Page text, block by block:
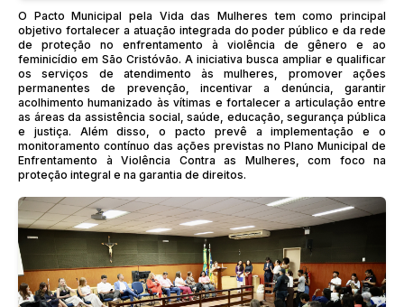
O Pacto Municipal pela Vida das Mulheres tem como principal
objetivo fortalecer a atuação integrada do poder público e da rede
de proteção no enfrentamento à violência de gênero e ao
feminicídio em São Cristóvão. A iniciativa busca ampliar e qualificar
os serviços de atendimento às mulheres, promover ações
permanentes de prevenção, incentivar a denúncia, garantir
acolhimento humanizado às vítimas e fortalecer a articulação entre
as áreas da assistência social, saúde, educação, segurança pública
e justiça. Além disso, o pacto prevê a implementação e o
monitoramento contínuo das ações previstas no Plano Municipal de
Enfrentamento à Violência Contra as Mulheres, com foco na
proteção integral e na garantia de direitos.